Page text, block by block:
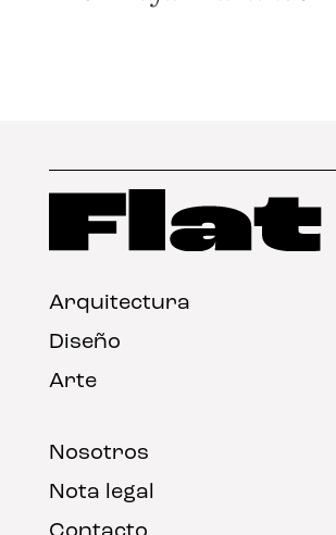
Arquitectura
Diseño
Arte
Nosotros
Nota legal